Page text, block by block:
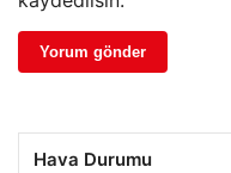
Hava Durumu